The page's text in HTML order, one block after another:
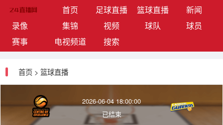
首页(current)足球直播 篮球直播
新闻
录像
集锦 视频 球队
球员
赛事
电视频道 搜索
首页 > 篮球直播
2026-06-04 18:00:00
已结束